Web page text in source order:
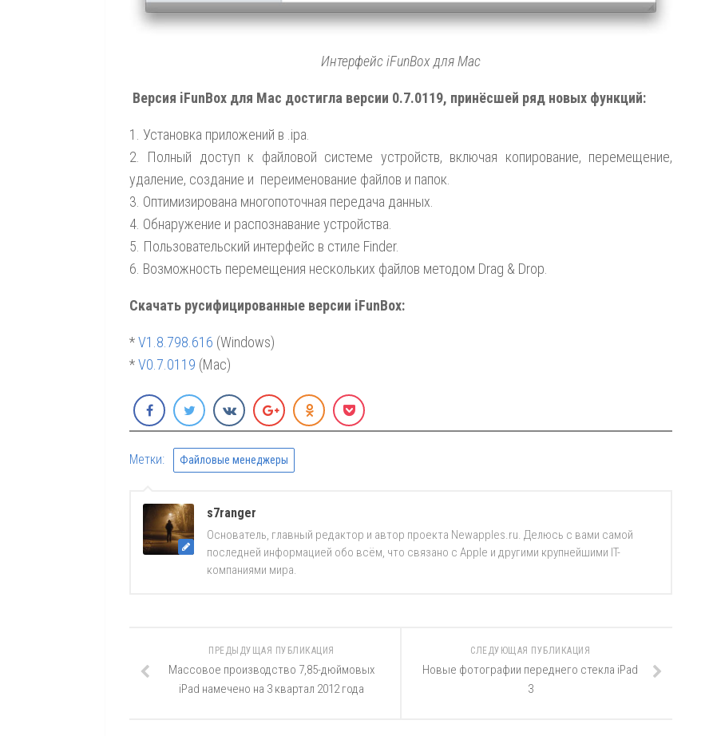
Интерфейс iFunBox для Mac
Версия iFunBox для Mac достигла версии 0.7.0119, принёсшей ряд новых функций:
1. Установка приложений в .ipa.
2. Полный доступ к файловой системе устройств, включая копирование, перемещение,
удаление, создание и переименование файлов и папок.
3. Оптимизирована многопоточная передача данных.
4. Обнаружение и распознавание устройства.
5. Пользовательский интерфейс в стиле Finder.
6. Возможность перемещения нескольких файлов методом Drag & Drop.
Скачать русифицированные версии iFunBox:
*V1.8.798.616 (Windows)
*V0.7.0119 (Mac)
Метки: Файловые менеджеры
s7ranger
Основатель, главный редактор и автор проекта Newapples.ru. Делюсь с вами самой
последней информацией обо всём, что связано с Apple и другими крупнейшими IT-
компаниями мира.
СЛЕДУЮЩАЯ ПУБЛИКАЦИЯ
Новые фотографии переднего стекла iPad
3
ПРЕДЫДУЩАЯ ПУБЛИКАЦИЯ
Массовое производство 7,85-дюймовых
iPad намечено на 3 квартал 2012 года